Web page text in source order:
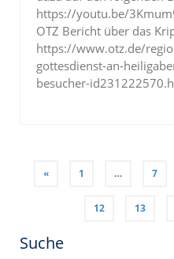
https://youtu.be/
OTZ Bericht über das
https://www.otz.de/
gottesdienst-an-
besucher-
« 1 … 7
12 13
Suche